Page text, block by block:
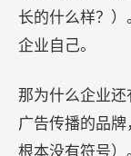
长的什么样？）
企业自己。
那为什么企业
广告传播的品
根本没有符号）